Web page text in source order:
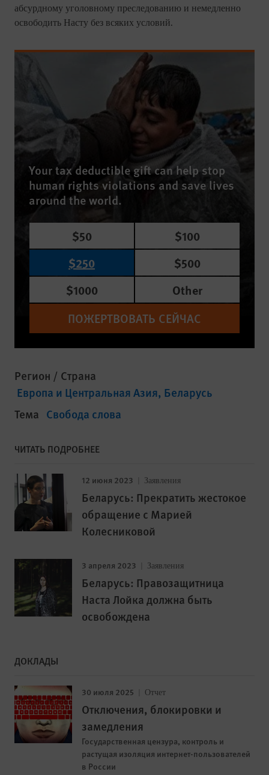
абсурдному уголовному преследованию и немедленно
освободить Насту без всяких условий.
Your tax deductible gift can help stop
human rights violations and save lives
around the world.
$50
$100
$250
$500
$1000
Other
ПОЖЕРТВОВАТЬ СЕЙЧАС
Регион / Страна
Европа и Центральная Азия Беларусь
Тема Свобода слова
ЧИТАТЬ ПОДРОБНЕЕ
12 июня 2023 Заявления
Беларусь: Прекратить жестокое
обращение с Марией
Колесниковой
3 апреля 2023 Заявления
Беларусь: Правозащитница
Наста Лойка должна быть
освобождена
ДОКЛАДЫ
30 июля 2025 Отчет
Отключения, блокировки и
замедления
Государственная цензура, контроль и
растущая изоляция интернет-пользователей
в России